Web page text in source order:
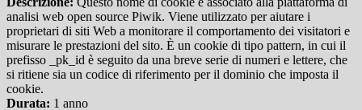
analisi web open source Piwik. Viene utilizzato per aiutare i
proprietari di siti Web a monitorare il comportamento dei visitatori e
misurare le prestazioni del sito. È un cookie di tipo pattern, in cui il
prefisso _pk_id è seguito da una breve serie di numeri e lettere, che
si ritiene sia un codice di riferimento per il dominio che imposta il
cookie.
Durata: 1 anno